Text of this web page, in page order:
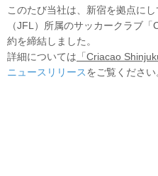
このたび当社は、新宿を拠点に
（JFL）所属のサッカークラブ
約を締結しました。
詳細については 「Criacao
ニュースリリースをご覧ください